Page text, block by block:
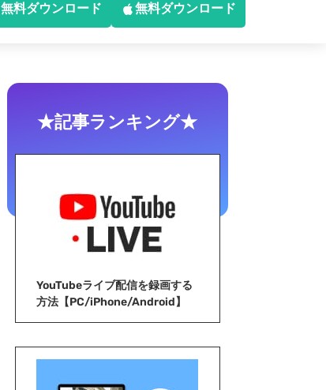
無料ダウンロード 無料ダウンロード
★記事ランキング★
YouTubeライブ配信を録画する
方法【PC/iPhone/Android】